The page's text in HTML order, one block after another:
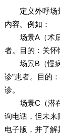
定义外呼场景
内容。例如：
场景A（术后
者。目的：关怀
场景B（慢病
诊”患者。目的
诊。
场景C（潜在
询电话，但未来
电子版，并了